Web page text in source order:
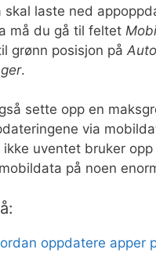
skal laste ned
må du gå til feltet
grønn posisjon på
.
sette opp en
via
uventet bruker
på noen
oppdatere apper